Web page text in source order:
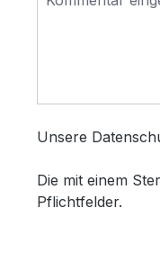
Unsere
Die mit einem
Pflichtfelder.